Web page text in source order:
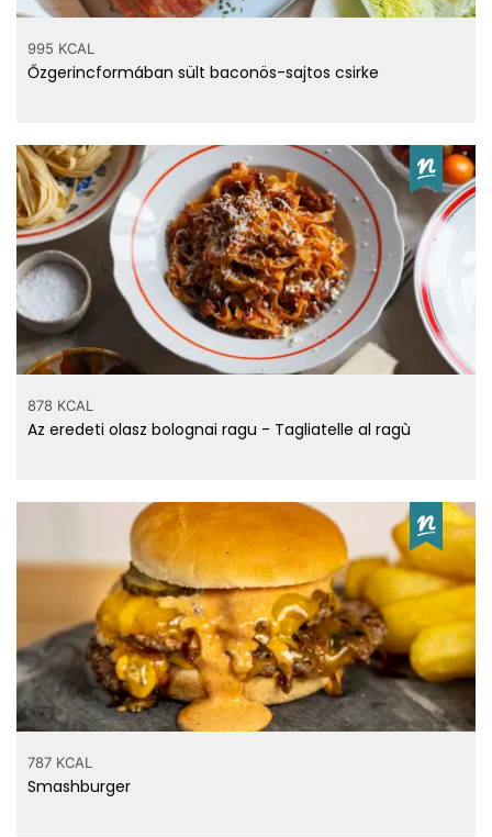
995 KCAL
Őzgerincformában sült baconös-sajtos csirke
878 KCAL
Az eredeti olasz bolognai ragu - Tagliatelle al ragù
787 KCAL
Smashburger